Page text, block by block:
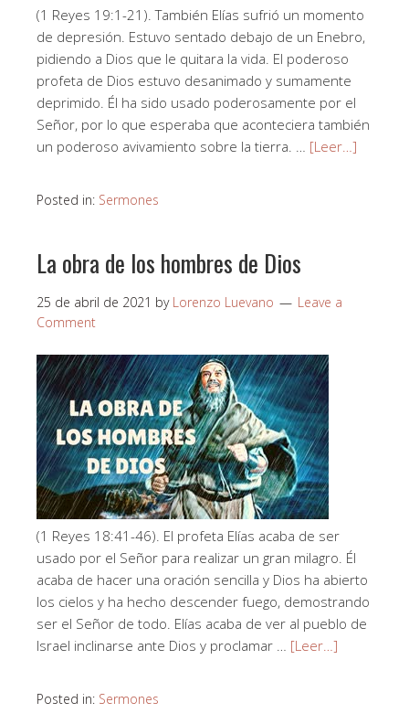
(1 Reyes 19:1-21). También Elías sufrió un momento
de depresión. Estuvo sentado debajo de un Enebro,
pidiendo a Dios que le quitara la vida. El poderoso
profeta de Dios estuvo desanimado y sumamente
deprimido. Él ha sido usado poderosamente por el
Señor, por lo que esperaba que aconteciera también
un poderoso avivamiento sobre la tierra. … [Leer…]
Posted in: Sermones
La obra de los hombres de Dios
25 de abril de 2021 by Lorenzo Luevano
Leave a
Comment
(1 Reyes 18:41-46). El profeta Elías acaba de ser
usado por el Señor para realizar un gran milagro. Él
acaba de hacer una oración sencilla y Dios ha abierto
los cielos y ha hecho descender fuego, demostrando
ser el Señor de todo. Elías acaba de ver al pueblo de
Israel inclinarse ante Dios y proclamar … [Leer…]
Posted in: Sermones